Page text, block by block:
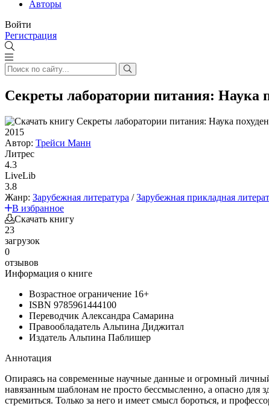
Авторы
Войти
Регистрация
Секреты лаборатории питания: Наука
2015
Автор: Трейси Манн
Литрес
4.3
LiveLib
3.8
Жанр: Зарубежная литература /Зарубежная прикладная
В избранное
Скачать книгу
23
загрузок
0
отзывов
Информация о книге
Возрастное ограничение 16+
ISBN 9785961444100
Переводчик Александра Самарина
Правообладатель Альпина Диджитал
Издатель Альпина Паблишер
Аннотация
Опираясь на современные научные данные и огромный
навязанным шаблонам не просто бессмысленно, а опасно для
стремиться. Только за него и имеет смысл бороться, и